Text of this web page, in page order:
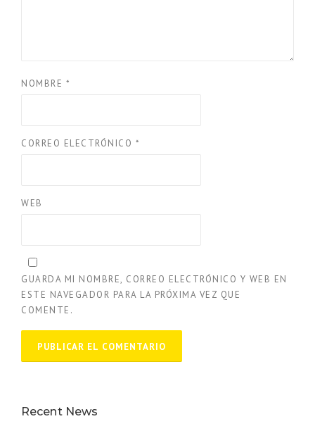
NOMBRE *
CORREO ELECTRÓNICO *
WEB
GUARDA MI NOMBRE, CORREO ELECTRÓNICO Y WEB EN
ESTE NAVEGADOR PARA LA PRÓXIMA VEZ QUE
COMENTE.
Recent News